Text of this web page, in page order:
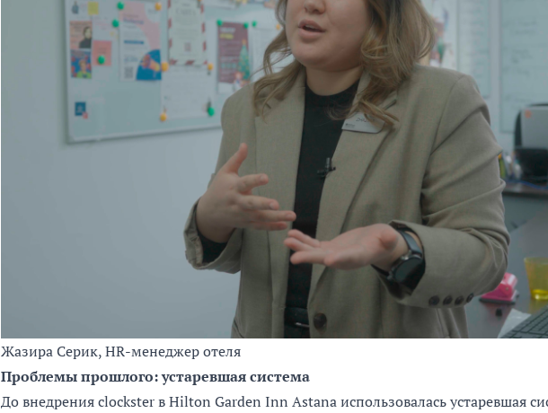
Жазира Серик, HR-менеджер отеля
Проблемы прошлого: устаревшая система
До внедрения clockster в Hilton Garden Inn Astana использовалась устаревшая